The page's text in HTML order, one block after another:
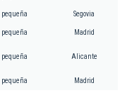
pequeña Segovia
pequeña Madrid
pequeña Alicante
pequeña Madrid